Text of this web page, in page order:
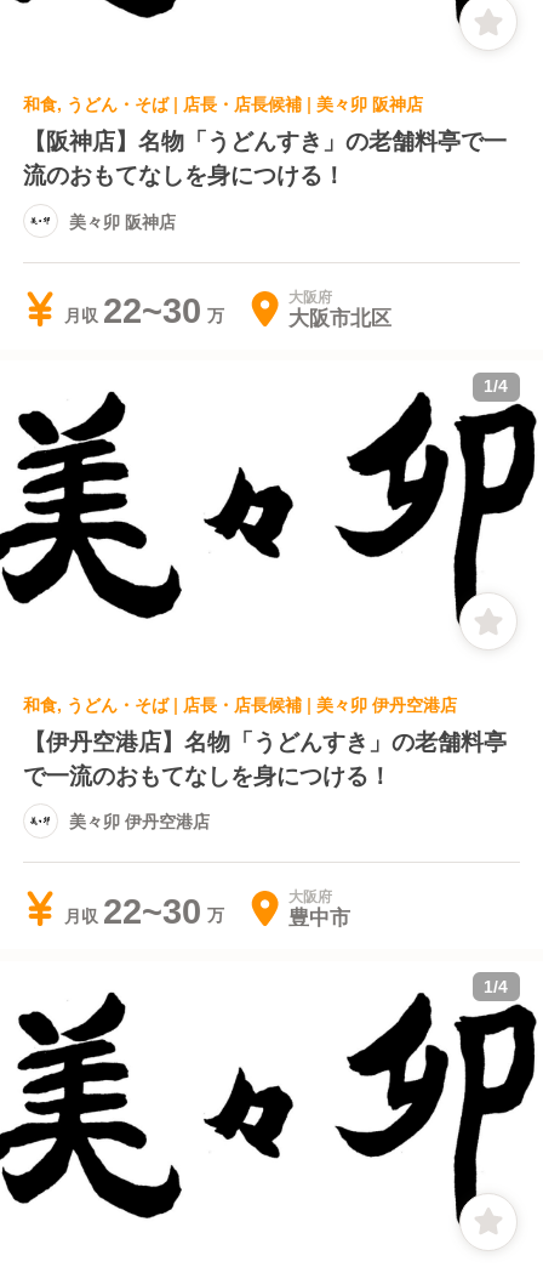
和食, うどん・そば | 店長・店長候補 | 美々卯 阪神店
【阪神店】名物「うどんすき」の老舗料亭で一
流のおもてなしを身につける！
美々卯 阪神店
月収 22~30 大阪府
大阪市北区
1/4
和食, うどん・そば | 店長・店長候補 | 美々卯 伊丹空港店
【伊丹空港店】名物「うどんすき」の老舗料亭
で一流のおもてなしを身につける！
美々卯 伊丹空港店
月収 22~30 大阪府
豊中市
1/4